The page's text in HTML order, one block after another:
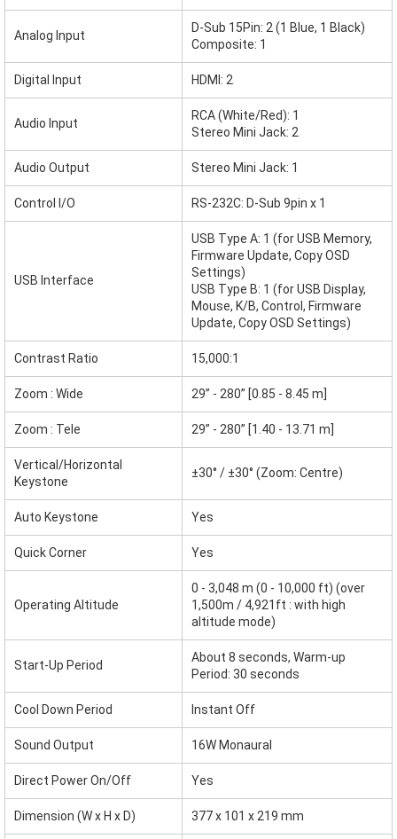
Analog Input
D-Sub 15Pin: 2 (1 Blue, 1 Black)
Composite: 1
Digital Input HDMI: 2
Audio Input
RCA (White/Red): 1
Stereo Mini Jack: 2
Audio Output Stereo Mini Jack: 1
Control I/O RS-232C: D-Sub 9pin x 1
USB Interface
USB Type A: 1 (for USB Memory,
Firmware Update, Copy OSD
Settings)
USB Type B: 1 (for USB Display,
Mouse, K/B, Control, Firmware
Update, Copy OSD Settings)
Contrast Ratio 15,000:1
Zoom : Wide 29” - 280” [0.85 - 8.45 m]
Zoom : Tele 29” - 280” [1.40 - 13.71 m]
Vertical/Horizontal
Keystone
±30° / ±30° (Zoom: Centre)
Auto Keystone Yes
Quick Corner Yes
Operating Altitude
0 - 3,048 m (0 - 10,000 ft) (over
1,500m / 4,921ft : with high
altitude mode)
Start-Up Period
About 8 seconds, Warm-up
Period: 30 seconds
Cool Down Period Instant Off
Sound Output 16W Monaural
Direct Power On/Off Yes
Dimension (W x H x D) 377 x 101 x 219 mm